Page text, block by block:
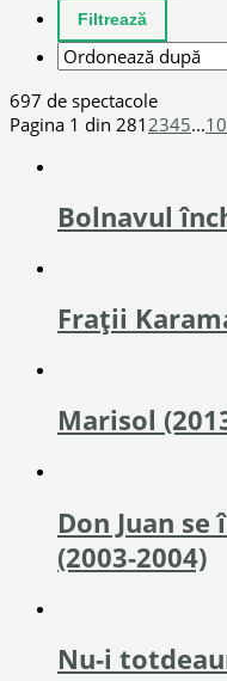
697 de spectacole
Pagina 1 din 281 2345...10
Bolnavul
Fraţii
Marisol
Don Juan
(2003-2004)
Nu-i